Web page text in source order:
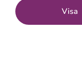
Visa